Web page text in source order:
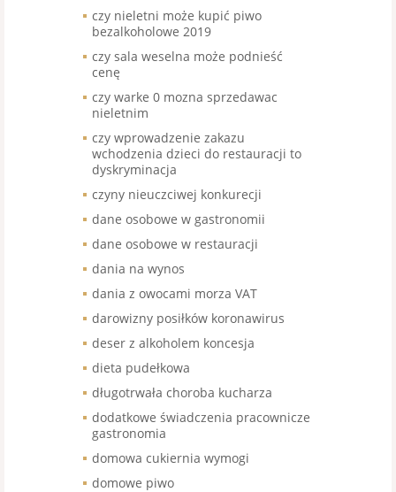
czy nieletni może kupić piwo
bezalkoholowe 2019
czy sala weselna może podnieść
cenę
czy warke 0 mozna sprzedawac
nieletnim
czy wprowadzenie zakazu
wchodzenia dzieci do restauracji to
dyskryminacja
czyny nieuczciwej konkurecji
dane osobowe w gastronomii
dane osobowe w restauracji
dania na wynos
dania z owocami morza VAT
darowizny posiłków koronawirus
deser z alkoholem koncesja
dieta pudełkowa
długotrwała choroba kucharza
dodatkowe świadczenia pracownicze
gastronomia
domowa cukiernia wymogi
domowe piwo